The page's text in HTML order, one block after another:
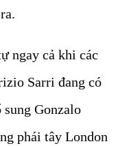
ngay cả khi các
Sarri đang có
Gonzalo
phái tây London